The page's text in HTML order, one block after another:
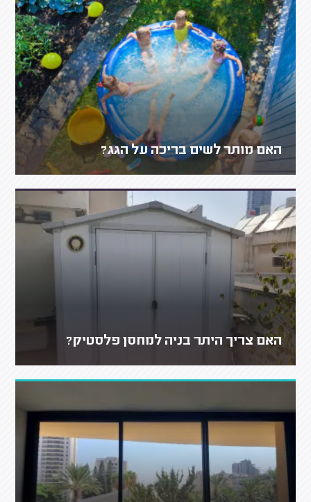
האם מותר לשים בריכה על הגג?
האם צריך היתר בניה למחסן פלסטיק?